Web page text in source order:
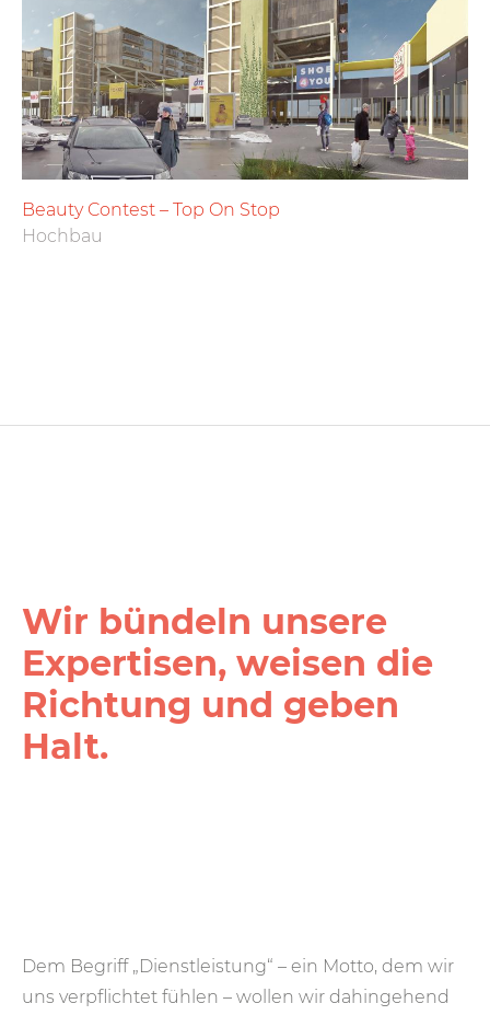
Beauty Contest – Top On Stop
Hochbau
Wir bündeln unsere
Expertisen, weisen die
Richtung und geben
Halt.
Dem Begriff „Dienstleistung“ – ein Motto, dem wir
uns verpflichtet fühlen – wollen wir dahingehend